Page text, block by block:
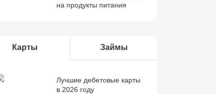
на продукты питания
Карты Займы
Лучшие дебетовые карты
в 2026 году